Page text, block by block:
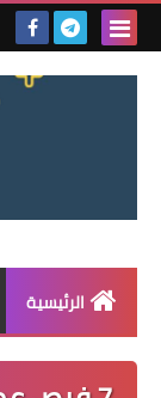
الرئيسية